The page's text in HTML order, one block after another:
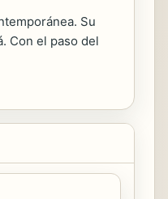
Su
Con el paso del